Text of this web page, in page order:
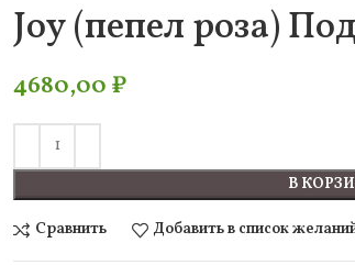
Joy (пепел роза)
4680,00₽
В
Сравнить Добавить в список